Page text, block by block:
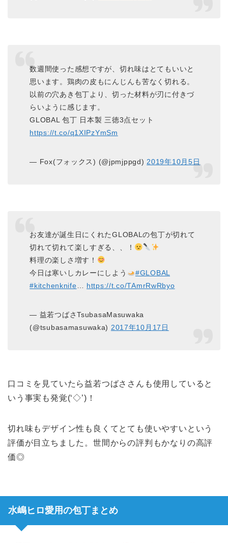
数週間使った感想ですが、切れ味はとてもいいと
思います。鶏肉の皮もにんじんも苦なく切れる。
以前の穴あき包丁より、切った材料が刃に付きづ
らいように感じます。
GLOBAL 包丁 日本製 三徳3点セット
https://t.co/q1XIPzYmSm
— Fox(フォックス) (@jpmjppgd) 2019年10月5日
お友達が誕生日にくれたGLOBALの包丁が切れて
切れて切れて楽しすぎる、、！
料理の楽しさ増す！
今日は寒いしカレーにしよう
#GLOBAL
#kitchenknife… https://t.co/TAmrRwRbyo
— 益若つばさTsubasaMasuwaka
(@tsubasamasuwaka) 2017年10月17日
口コミを見ていたら益若つばささんも使用していると
いう事実も発覚(‘◇’)！
切れ味もデザイン性も良くてとても使いやすいという
評価が目立ちました。世間からの評判もかなりの高評
価◎
水嶋ヒロ愛用の包丁まとめ